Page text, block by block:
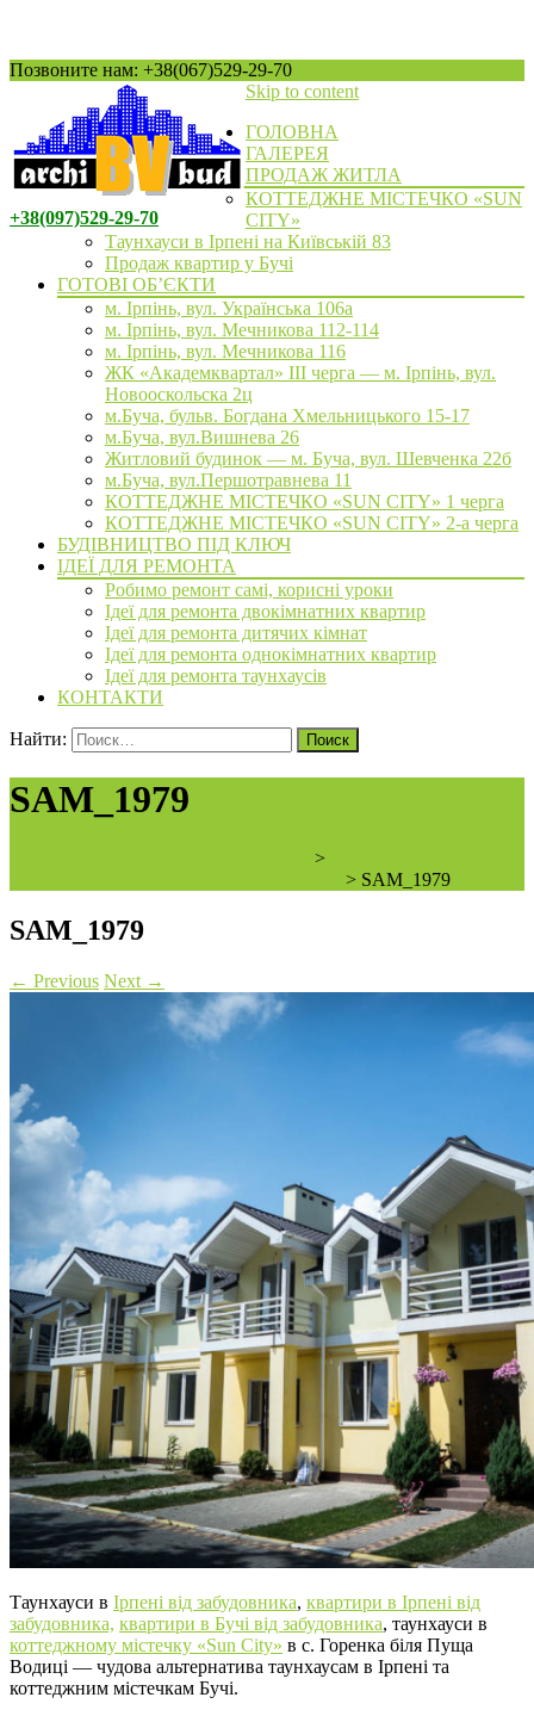
Позвоните нам: +38(067)529-29-70
+38(097)529-29-70
Skip to content
ГОЛОВНА
ГАЛЕРЕЯ
ПРОДАЖ ЖИТЛА
КОТТЕДЖНЕ МІСТЕЧКО «SUN
CITY»
Таунхауси в Ірпені на Київській 83
Продаж квартир у Бучі
ГОТОВІ ОБ’ЄКТИ
м. Ірпінь, вул. Українська 106а
м. Ірпінь, вул. Мечникова 112-114
м. Ірпінь, вул. Мечникова 116
ЖК «Академквартал» III черга — м. Ірпінь, вул.
Новооскольска 2ц
м.Буча, бульв. Богдана Хмельницького 15-17
м.Буча, вул.Вишнева 26
Житловий будинок — м. Буча, вул. Шевченка 22б
м.Буча, вул.Першотравнева 11
КОТТЕДЖНЕ МІСТЕЧКО «SUN CITY» 1 черга
КОТТЕДЖНЕ МІСТЕЧКО «SUN CITY» 2-а черга
БУДІВНИЦТВО ПІД КЛЮЧ
ІДЕЇ ДЛЯ РЕМОНТА
Робимо ремонт самі, корисні уроки
Ідеї для ремонта двокімнатних квартир
Ідеї для ремонта дитячих кімнат
Ідеї для ремонта однокімнатних квартир
Ідеї для ремонта таунхаусів
КОНТАКТИ
Найти:
SAM_1979
>
> SAM_1979
SAM_1979
← Previous Next →
Таунхауси в Ірпені від забудовника, квартири в Ірпені від
забудовника, квартири в Бучі від забудовника, таунхауси в
коттеджному містечку «Sun City» в с. Горенка біля Пуща
Водиці — чудова альтернатива таунхаусам в Ірпені та
коттеджним містечкам Бучі.